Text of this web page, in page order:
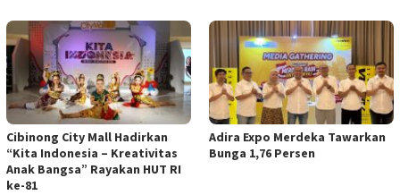
Cibinong City Mall Hadirkan
“Kita Indonesia – Kreativitas
Anak Bangsa” Rayakan HUT RI
ke-81
Adira Expo Merdeka Tawarkan
Bunga 1,76 Persen